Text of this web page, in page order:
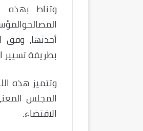
وتناط بهذه
بطريقة تسيير
وتتميز هذه
المجلس
الاقتضاء.